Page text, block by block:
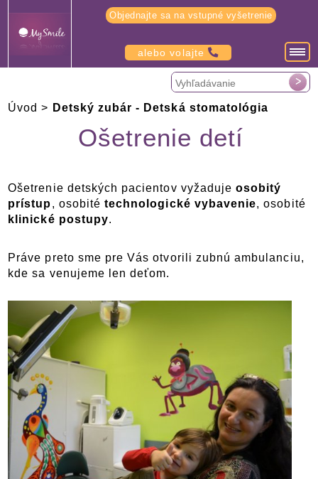
Objednajte sa na vstupné vyšetrenie
alebo volajte
Úvod > Detský zubár - Detská stomatológia
Ošetrenie detí
Ošetrenie detských pacientov vyžadujeosobitý
prístup, osobitétechnologické vybavenie, osobité
klinické postupy.
Práve preto sme pre Vás otvorili zubnú ambulanciu,
kde sa venujeme len deťom.